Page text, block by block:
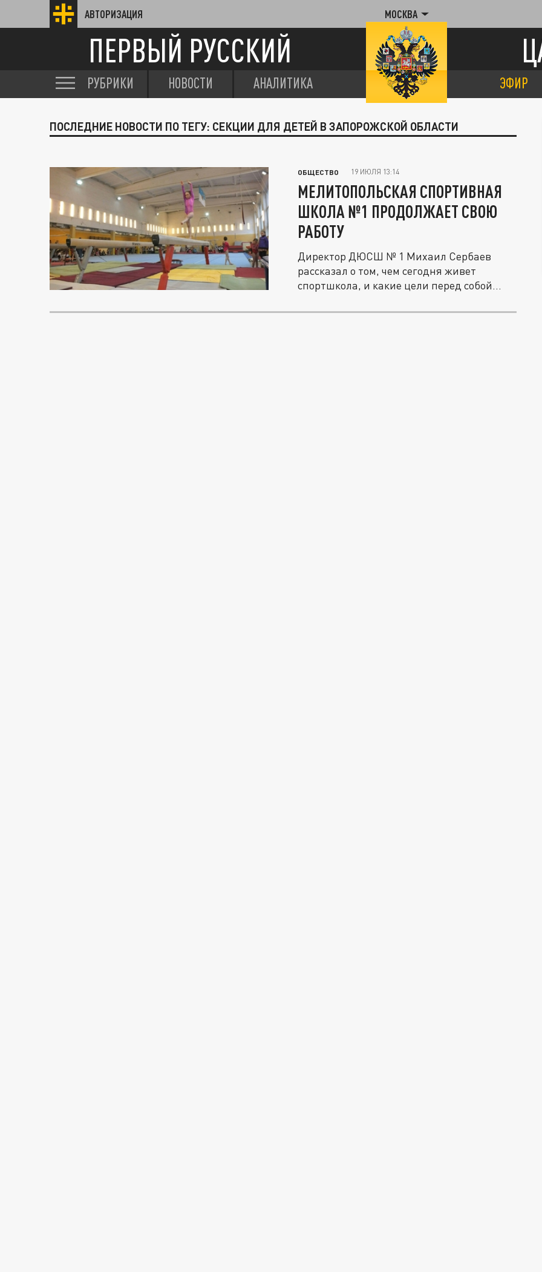
АВТОРИЗАЦИЯ МОСКВА
ПЕРВЫЙ РУССКИЙ
РУБРИКИ НОВОСТИ АНАЛИТИКА ЭФИР
ПОСЛЕДНИЕ НОВОСТИ ПО ТЕГУ: СЕКЦИИ ДЛЯ ДЕТЕЙ В ЗАПОРОЖСКОЙ ОБЛАСТИ
ОБЩЕСТВО 19 ИЮЛЯ 13:14
МЕЛИТОПОЛЬСКАЯ СПОРТИВНАЯ
ШКОЛА №1 ПРОДОЛЖАЕТ СВОЮ
РАБОТУ
Директор ДЮСШ № 1 Михаил Сербаев
рассказал о том, чем сегодня живет
спортшкола, и какие цели перед собой...